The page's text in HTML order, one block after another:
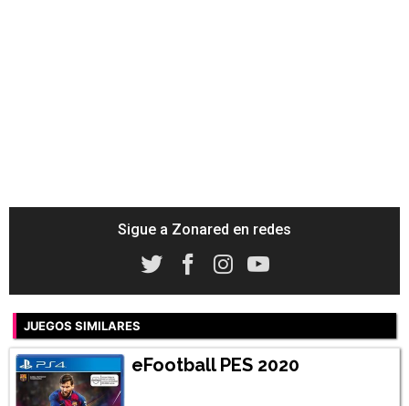
Sigue a Zonared en redes
JUEGOS SIMILARES
eFootball PES 2020